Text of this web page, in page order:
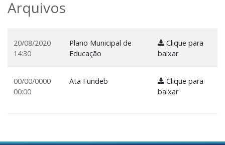
Arquivos
20/08/2020
14:30
Plano Municipal de
Educação
Clique para
baixar
00/00/0000
00:00
Ata Fundeb
Clique para
baixar